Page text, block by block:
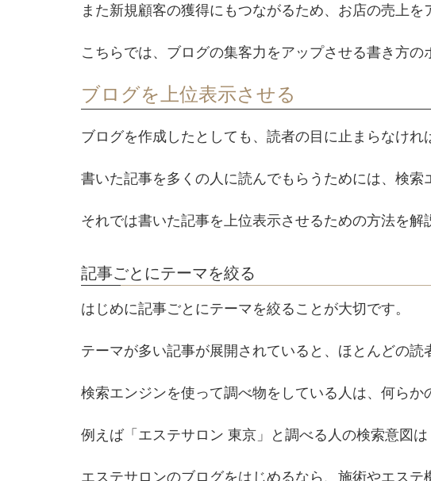
また新規顧客の獲得にもつながるため、お店の売上を
こちらでは、ブログの集客力をアップさせる書き方の
ブログを上位表示させる
ブログを作成したとしても、読者の目に止まらなけれ
書いた記事を多くの人に読んでもらうためには、検索
それでは書いた記事を上位表示させるための方法を解
記事ごとにテーマを絞る
はじめに記事ごとにテーマを絞ることが大切です。
テーマが多い記事が展開されていると、ほとんどの読
検索エンジンを使って調べ物をしている人は、何らか
例えば「エステサロン 東京」と調べる人の検索意図
エステサロンのブログをはじめるなら、施術やエス